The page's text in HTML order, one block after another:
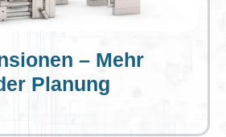
– Mehr
Planung